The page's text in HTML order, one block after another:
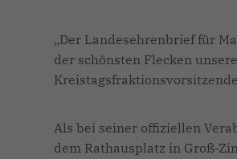
Der Landesehrenbrief für
der schönsten Flecken
Als bei seiner offiziellen
dem Rathausplatz in Groß-